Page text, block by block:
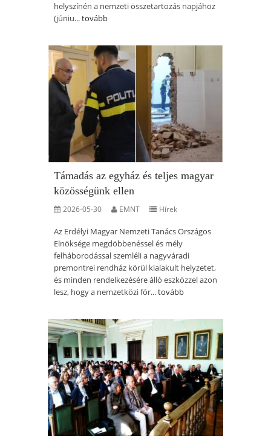
helyszínén a nemzeti összetartozás napjához
(júniu...tovább
Támadás az egyház és teljes magyar
közösségünk ellen
2026-05-30 EMNT Hírek
Az Erdélyi Magyar Nemzeti Tanács Országos
Elnöksége megdöbbenéssel és mély
felháborodással szemléli a nagyváradi
premontrei rendház körül kialakult helyzetet,
és minden rendelkezésére álló eszközzel azon
lesz, hogy a nemzetközi fór...tovább